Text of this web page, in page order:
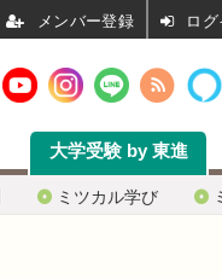
ミツカル学び
大学受験 by 東進
ロ